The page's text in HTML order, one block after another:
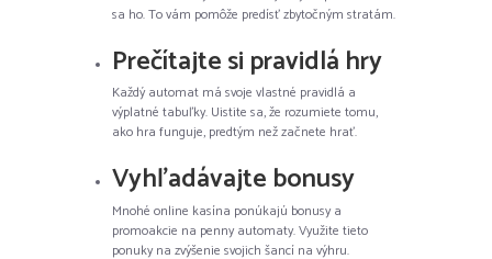
sa ho. To vám pomôže predísť zbytočným stratám.
Prečítajte si pravidlá hry
Každý automat má svoje vlastné pravidlá a
výplatné tabuľky. Uistite sa, že rozumiete tomu,
ako hra funguje, predtým než začnete hrať.
Vyhľadávajte bonusy
Mnohé online kasína ponúkajú bonusy a
promoakcie na penny automaty. Využite tieto
ponuky na zvýšenie svojich šancí na výhru.